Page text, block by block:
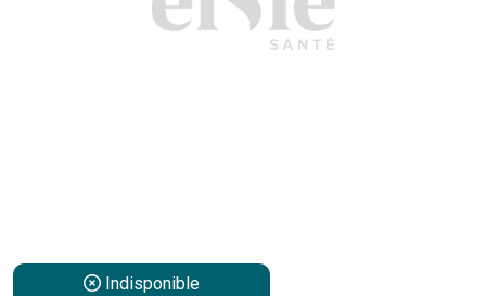
Indisponible